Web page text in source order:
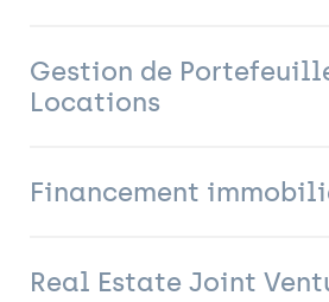
Gestion de
Locations
Financement
Real Estate Joint